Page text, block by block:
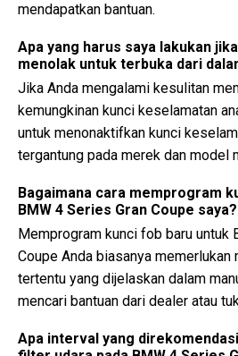
mendapatkan bantuan.
Apa yang harus saya lakukan
menolak untuk terbuka dari
Jika Anda mengalami kesulitan
kemungkinan kunci keselamatan
untuk menonaktifkan kunci
tergantung pada merek dan model
Bagaimana cara memprogram
BMW 4 Series Gran Coupe saya?
Memprogram kunci fob baru untuk
Coupe Anda biasanya
tertentu yang dijelaskan dalam
mencari bantuan dari dealer atau
Apa interval yang